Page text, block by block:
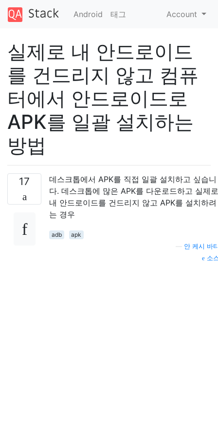
Android 태그 Account
실제로 내 안드로이드
를 건드리지 않고 컴퓨
터에서 안드로이드로
APK를 일괄 설치하는
방법
17
데스크톱에서 APK를 직접 일괄 설치하고 싶습니
다. 데스크톱에 많은 APK를 다운로드하고 실제로
내 안드로이드를 건드리지 않고 APK를 설치하려
는 경우
adb
apk
안 케시 바
소